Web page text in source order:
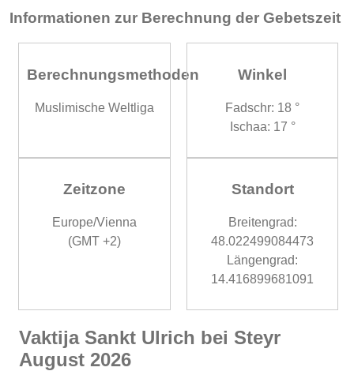
Informationen zur Berechnung der Gebetszeit
Berechnungsmethoden
Muslimische Weltliga
Winkel
Fadschr: 18 °
Ischaa: 17 °
Zeitzone
Europe/Vienna
(GMT +2)
Standort
Breitengrad:
48.022499084473
Längengrad:
14.416899681091
Vaktija Sankt Ulrich bei Steyr
August 2026